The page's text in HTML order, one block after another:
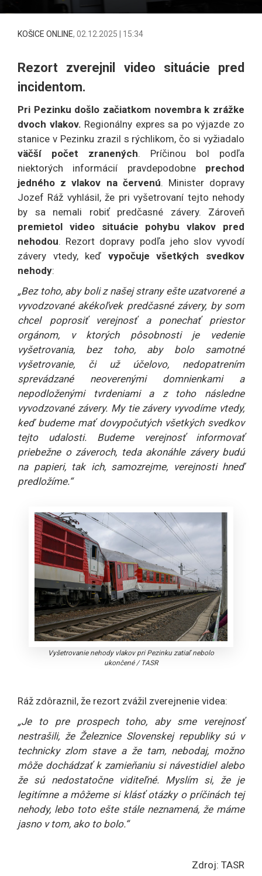
KOŠICE ONLINE, 02.12.2025 | 15:34
Rezort zverejnil video situácie pred
incidentom.
Pri Pezinku došlo začiatkom novembra k zrážke
dvoch vlakov. Regionálny expres sa po výjazde zo
stanice v Pezinku zrazil s rýchlikom, čo si vyžiadalo
väčší počet zranených. Príčinou bol podľa
niektorých informácií pravdepodobne prechod
jedného z vlakov na červenú. Minister dopravy
Jozef Ráž vyhlásil, že pri vyšetrovaní tejto nehody
by sa nemali robiť predčasné závery. Zároveň
premietol video situácie pohybu vlakov pred
nehodou. Rezort dopravy podľa jeho slov vyvodí
závery vtedy, keď vypočuje všetkých svedkov
nehody:
„Bez toho, aby boli z našej strany ešte uzatvorené a
vyvodzované akékoľvek predčasné závery, by som
chcel poprosiť verejnosť a ponechať priestor
orgánom, v ktorých pôsobnosti je vedenie
vyšetrovania, bez toho, aby bolo samotné
vyšetrovanie, či už účelovo, nedopatrením
sprevádzané neoverenými domnienkami a
nepodloženými tvrdeniami a z toho následne
vyvodzované závery. My tie závery vyvodíme vtedy,
keď budeme mať dovypočutých všetkých svedkov
tejto udalosti. Budeme verejnosť informovať
priebežne o záveroch, teda akonáhle závery budú
na papieri, tak ich, samozrejme, verejnosti hneď
predložíme.“
Vyšetrovanie nehody vlakov pri Pezinku zatiaľ nebolo
ukončené/ TASR
Ráž zdôraznil, že rezort zvážil zverejnenie videa:
„Je to pre prospech toho, aby sme verejnosť
nestrašili, že Železnice Slovenskej republiky sú v
technicky zlom stave a že tam, nebodaj, možno
môže dochádzať k zamieňaniu si návestidiel alebo
že sú nedostatočne viditeľné. Myslím si, že je
legitímne a môžeme si klásť otázky o príčinách tej
nehody, lebo toto ešte stále neznamená, že máme
jasno v tom, ako to bolo.“
Zdroj: TASR